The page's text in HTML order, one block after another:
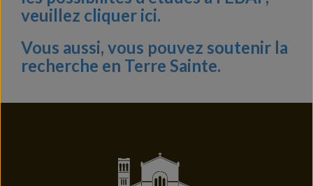
veuillez cliquer ici.
Vous aussi, vous pouvez soutenir la
recherche en Terre Sainte.